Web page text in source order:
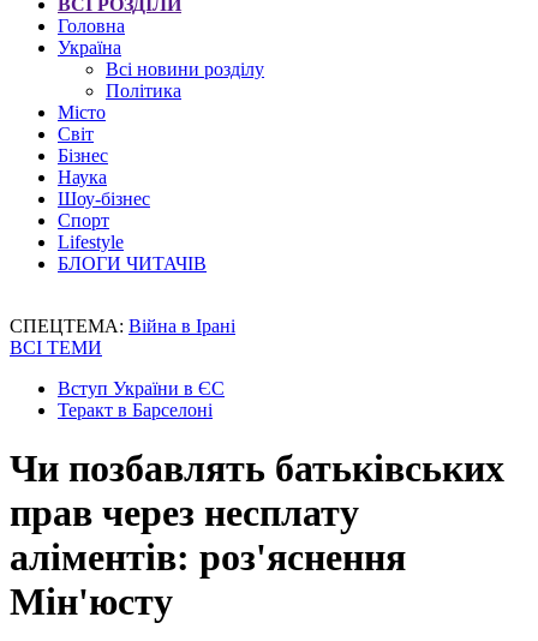
ВСІ РОЗДІЛИ
Головна
Україна
Всі новини розділу
Політика
Місто
Світ
Бізнес
Наука
Шоу-бізнес
Спорт
Lifestyle
БЛОГИ ЧИТАЧІВ
СПЕЦТЕМА: Війна в Ірані
ВСІ ТЕМИ
Вступ України в ЄС
Теракт в Барселоні
Чи позбавлять батьківських
прав через несплату
аліментів: роз'яснення
Мін'юсту